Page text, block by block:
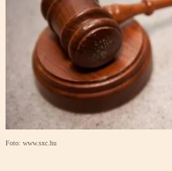
Foto: www.sxc.hu